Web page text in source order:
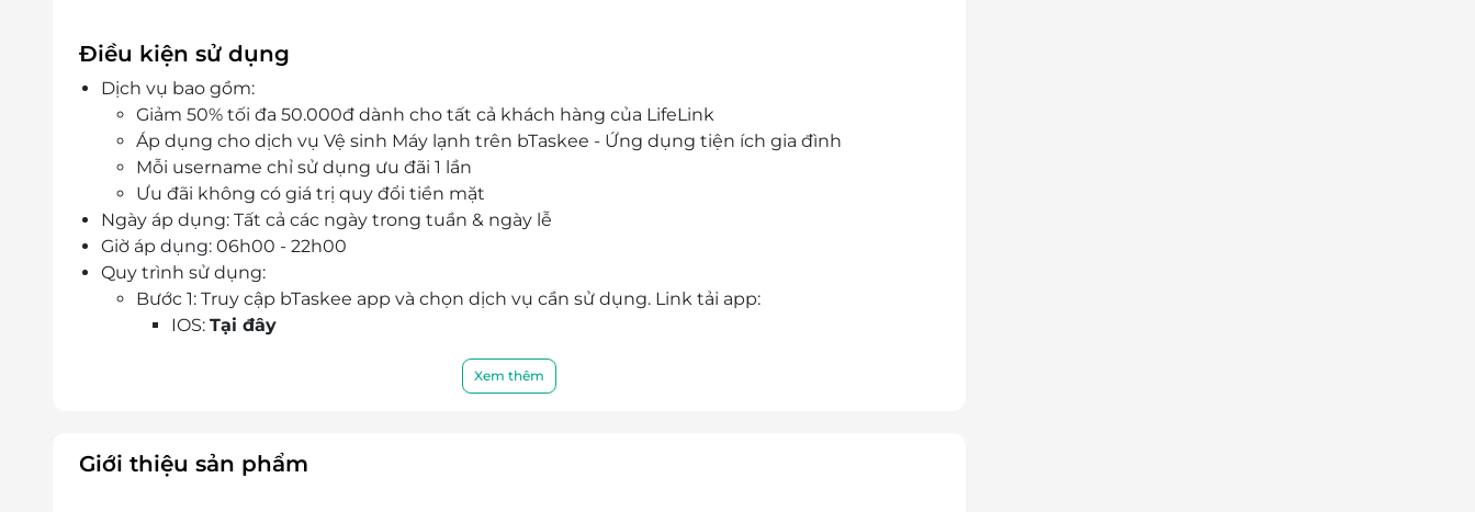
Điều kiện sử dụng
Dịch vụ bao gồm:
Giảm 50% tối đa 50.000đ dành cho tất cả khách hàng của LifeLink
Áp dụng cho dịch vụ Vệ sinh Máy lạnh trên bTaskee - Ứng dụng tiện ích gia đình
Mỗi username chỉ sử dụng ưu đãi 1 lần
Ưu đãi không có giá trị quy đổi tiền mặt
Ngày áp dụng: Tất cả các ngày trong tuần & ngày lễ
Giờ áp dụng: 06h00 - 22h00
Quy trình sử dụng:
Bước 1: Truy cập bTaskee app và chọn dịch vụ cần sử dụng. Link tải app:
IOS: Tại đây
Bước 2: Nhập Mã e-Coupon ở bước thanh toán
Dương, Huế
Số lượng e-Coupon áp dụng: Sử dụng 01 e-Coupon/ 01 hóa đơn
Xem thêm
Giới thiệu sản phẩm